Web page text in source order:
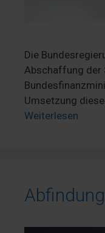
Die
Abschaffung der
Umsetzung
Weiterlesen